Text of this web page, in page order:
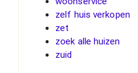
zelf huis verkopen
zet
zoek alle huizen
zuid